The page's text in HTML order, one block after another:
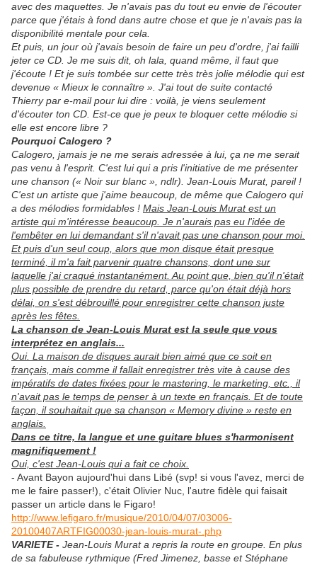
avec des maquettes. Je n'avais pas du tout eu envie de l'écouter
parce que j'étais à fond dans autre chose et que je n'avais pas la
disponibilité mentale pour cela.
Et puis, un jour où j'avais besoin de faire un peu d'ordre, j'ai failli
jeter ce CD. Je me suis dit, oh lala, quand même, il faut que
j'écoute ! Et je suis tombée sur cette très très jolie mélodie qui est
devenue « Mieux le connaître ». J'ai tout de suite contacté
Thierry par e-mail pour lui dire : voilà, je viens seulement
d'écouter ton CD. Est-ce que je peux te bloquer cette mélodie si
elle est encore libre ?
Pourquoi Calogero ?
Calogero, jamais je ne me serais adressée à lui, ça ne me serait
pas venu à l'esprit. C'est lui qui a pris l'initiative de me présenter
une chanson (« Noir sur blanc », ndlr). Jean-Louis Murat, pareil !
C'est un artiste que j'aime beaucoup, de même que Calogero qui
a des mélodies formidables ! Mais Jean-Louis Murat est un
artiste qui m'intéresse beaucoup. Je n'aurais pas eu l'idée de
l'embêter en lui demandant s'il n'avait pas une chanson pour moi.
Et puis d'un seul coup, alors que mon disque était presque
terminé, il m'a fait parvenir quatre chansons, dont une sur
laquelle j'ai craqué instantanément. Au point que, bien qu'il n'était
plus possible de prendre du retard, parce qu'on était déjà hors
délai, on s'est débrouillé pour enregistrer cette chanson juste
après les fêtes.
La chanson de Jean-Louis Murat est la seule que vous
interprétez en anglais...
Oui. La maison de disques aurait bien aimé que ce soit en
français, mais comme il fallait enregistrer très vite à cause des
impératifs de dates fixées pour le mastering, le marketing, etc., il
n'avait pas le temps de penser à un texte en français. Et de toute
façon, il souhaitait que sa chanson « Memory divine » reste en
anglais.
Dans ce titre, la langue et une guitare blues s'harmonisent
magnifiquement !
Oui, c'est Jean-Louis qui a fait ce choix.
- Avant Bayon aujourd'hui dans Libé (svp! si vous l'avez, merci de
me le faire passer!), c'était Olivier Nuc, l'autre fidèle qui faisait
passer un article dans le Figaro!
http://www.lefigaro.fr/musique/2010/04/07/03006-
20100407ARTFIG00030-jean-louis-murat-.php
VARIETE - Jean-Louis Murat a repris la route en groupe. En plus
de sa fabuleuse rythmique (Fred Jimenez, basse et Stéphane